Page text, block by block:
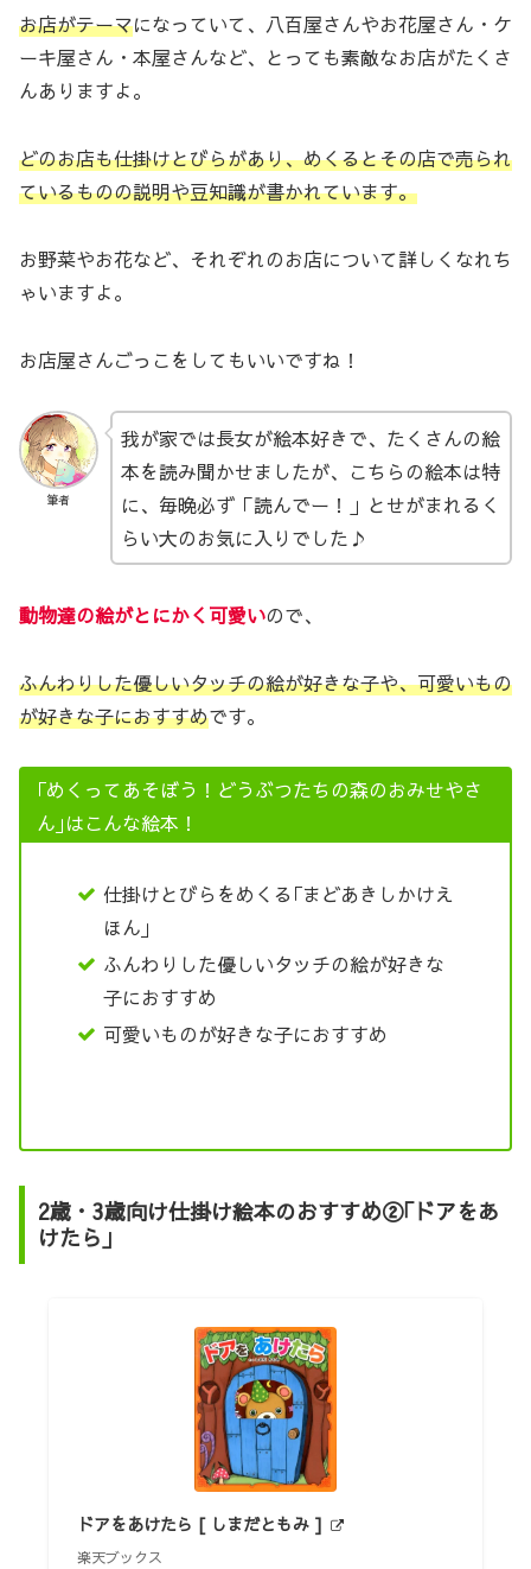
お店がテーマになっていて、八百屋さんやお花屋さん・ケ
ーキ屋さん・本屋さんなど、とっても素敵なお店がたくさ
んありますよ。
どのお店も仕掛けとびらがあり、めくるとその店で売られ
ているものの説明や豆知識が書かれています。
お野菜やお花など、それぞれのお店について詳しくなれち
ゃいますよ。
お店屋さんごっこをしてもいいですね！
筆者
我が家では長女が絵本好きで、たくさんの絵
本を読み聞かせましたが、こちらの絵本は特
に、毎晩必ず「読んでー！」とせがまれるく
らい大のお気に入りでした♪
動物達の絵がとにかく可愛いので、
ふんわりした優しいタッチの絵が好きな子や、可愛いもの
が好きな子におすすめです。
｢めくってあそぼう！どうぶつたちの森のおみせやさ
ん｣はこんな絵本！
仕掛けとびらをめくる｢まどあきしかけえ
ほん｣
ふんわりした優しいタッチの絵が好きな
子におすすめ
可愛いものが好きな子におすすめ
2歳・3歳向け仕掛け絵本のおすすめ②｢ドアをあ
けたら｣
ドアをあけたら [ しまだともみ ]
楽天ブックス